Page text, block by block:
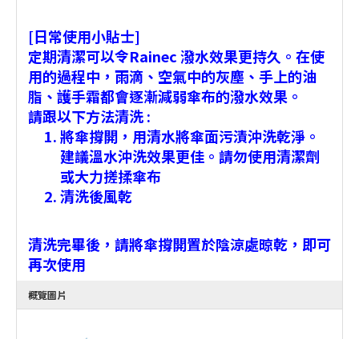
[日常使用小貼士]
定期清潔可以令Rainec 潑水效果更持久。在使
用的過程中，雨滴、空氣中的灰塵、手上的油
脂、護手霜都會逐漸減弱傘布的潑水效果。
請跟以下方法清洗 :
將傘撐開，用清水將傘面污漬沖洗乾淨。
建議溫水沖洗效果更佳。請勿使用清潔劑
或大力搓揉傘布
清洗後風乾
清洗完畢後，請將傘撐開置於陰涼處晾乾，即可
再次使用
概覽圖片